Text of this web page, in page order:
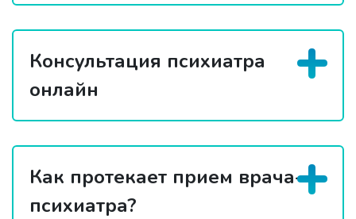
Консультация психиатра
онлайн
Как протекает прием врача-
психиатра?